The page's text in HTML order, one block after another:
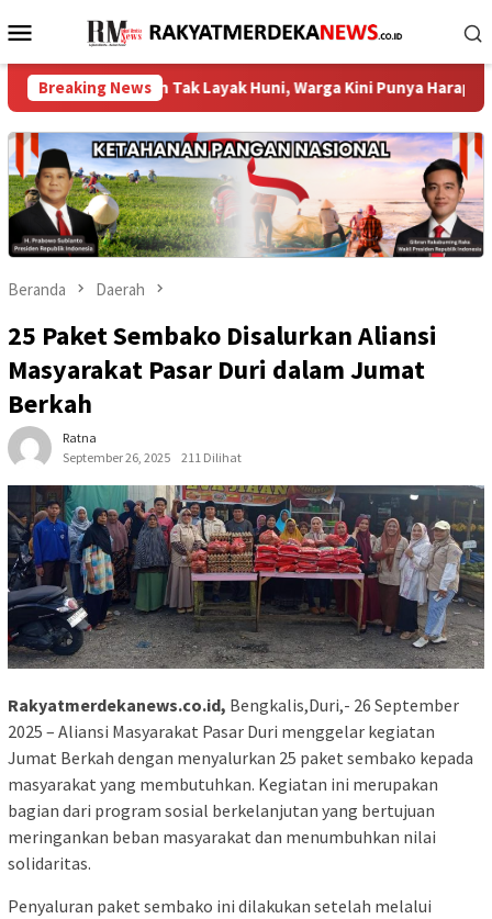
ke
Menu
Mobile
Breaking News
Tak Layak Huni, Warga Kini Punya Harapan Baru
Beranda Daerah
25 Paket Sembako Disalurkan Aliansi
Masyarakat Pasar Duri dalam Jumat
Berkah
Ratna
September 26, 2025
211 Dilihat
Rakyatmerdekanews.co.id, Bengkalis,Duri,- 26 September
2025 – Aliansi Masyarakat Pasar Duri menggelar kegiatan
Jumat Berkah dengan menyalurkan 25 paket sembako kepada
masyarakat yang membutuhkan. Kegiatan ini merupakan
bagian dari program sosial berkelanjutan yang bertujuan
meringankan beban masyarakat dan menumbuhkan nilai
solidaritas.
Penyaluran paket sembako ini dilakukan setelah melalui